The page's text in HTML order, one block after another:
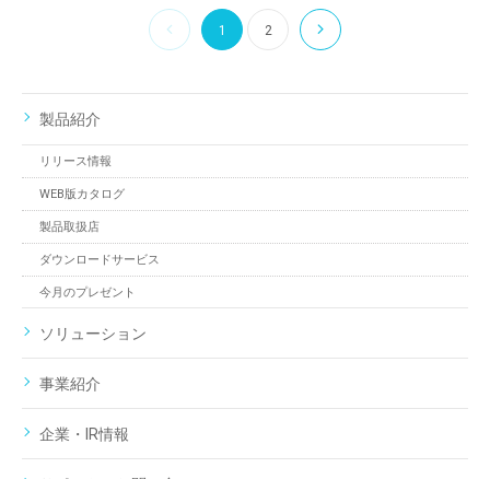
1 2
製品紹介
リリース情報
WEB版カタログ
製品取扱店
ダウンロードサービス
今月のプレゼント
ソリューション
事業紹介
企業・IR情報